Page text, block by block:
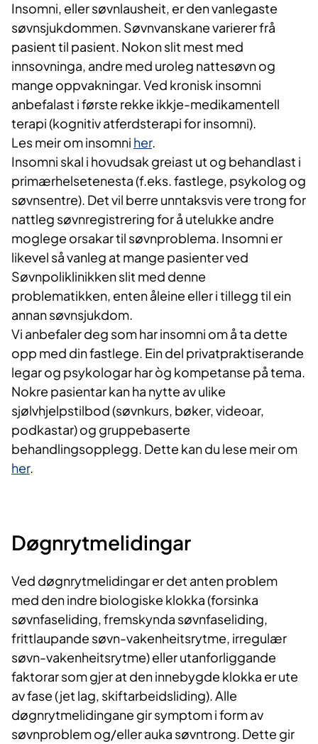
Insomni, eller søvnlausheit, er den vanlegaste
søvnsjukdommen. Søvnvanskane varierer frå
pasient til pasient. Nokon slit mest med
innsovninga, andre med uroleg nattesøvn og
mange oppvakningar. Ved kronisk insomni
anbefalast i første rekke ikkje-medikamentell
terapi (kognitiv atferdsterapi for insomni).
Les meir om insomni her.
Insomni skal i hovudsak greiast ut og behandlast i
primærhelsetenesta (f.eks. fastlege, psykolog og
søvnsentre). Det vil berre unntaksvis vere trong for
nattleg søvnregistrering for å utelukke andre
moglege orsakar til søvnproblema. Insomni er
likevel så vanleg at mange pasienter ved
Søvnpoliklinikken slit med denne
problematikken, enten åleine eller i tillegg til ein
annan søvnsjukdom.
Vi anbefaler deg som har insomni om å ta dette
opp med din fastlege. Ein del privatpraktiserande
legar og psykologar har òg kompetanse på tema.
Nokre pasientar kan ha nytte av ulike
sjølvhjelpstilbod (søvnkurs, bøker, videoar,
podkastar) og gruppebaserte
behandlingsopplegg. Dette kan du lese meir om
her.
Døgnrytmelidingar
Ved døgnrytmelidingar er det anten problem
med den indre biologiske klokka (forsinka
søvnfaseliding, fremskynda søvnfaseliding,
frittlaupande søvn-vakenheitsrytme, irregulær
søvn-vakenheitsrytme) eller utanforliggande
faktorar som gjer at den innebygde klokka er ute
av fase (jet lag, skiftarbeidsliding). Alle
døgnrytmelidingane gir symptom i form av
søvnproblem og/eller auka søvntrong. Dette gir